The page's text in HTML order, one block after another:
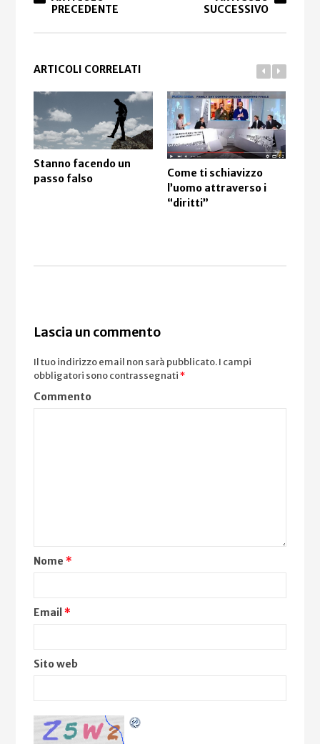
PRECEDENTE
SUCCESSIVO
ARTICOLI CORRELATI
Stanno facendo un
passo falso
Come ti schiavizzo
l’uomo attraverso i
“diritti”
Lascia un commento
Il tuo indirizzo email non sarà pubblicato.I campi
obbligatori sono contrassegnati*
Commento
Nome*
Email*
Sito web